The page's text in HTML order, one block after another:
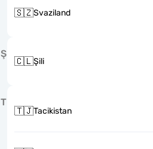
🇸🇿Svaziland
Ş
🇨🇱Şili
T
🇹🇯Tacikistan